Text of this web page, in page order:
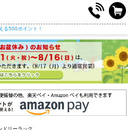
る500ポイント！
ドリーラック